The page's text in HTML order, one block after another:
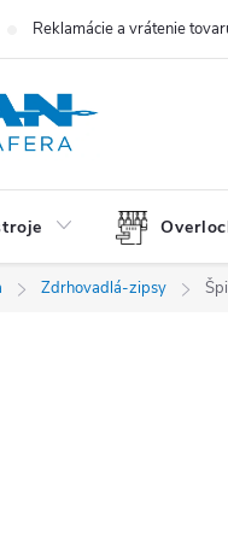
Reklamácie a vrátenie
Zdrhovadlá-zipsy